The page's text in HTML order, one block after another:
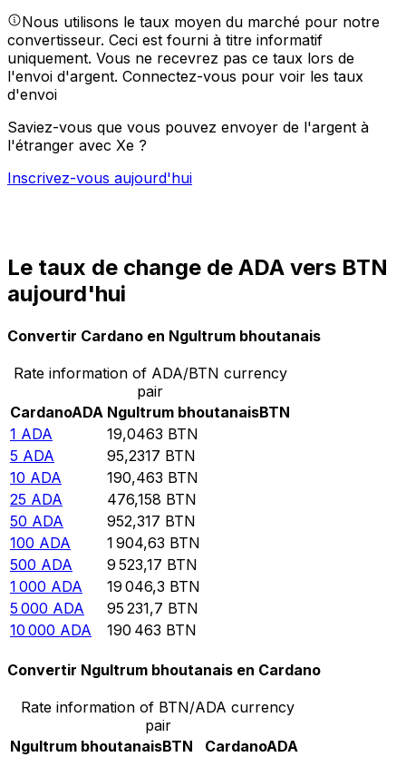
Nous utilisons le taux moyen du marché pour notre
convertisseur. Ceci est fourni à titre informatif
uniquement. Vous ne recevrez pas ce taux lors de
l'envoi d'argent. Connectez-vous pour voir les taux
d'envoi
Saviez-vous que vous pouvez envoyer de l'argent à
l'étranger avec Xe ?
Inscrivez-vous aujourd'hui
Le taux de change de ADA vers BTN
aujourd'hui
Convertir Cardano en Ngultrum bhoutanais
Rate information of ADA/BTN currency
pair
CardanoADA Ngultrum bhoutanaisBTN
1 ADA 19,0463 BTN
5 ADA 95,2317 BTN
10 ADA 190,463 BTN
25 ADA 476,158 BTN
50 ADA 952,317 BTN
100 ADA 1 904,63 BTN
500 ADA 9 523,17 BTN
1 000 ADA 19 046,3 BTN
5 000 ADA 95 231,7 BTN
10 000 ADA 190 463 BTN
Convertir Ngultrum bhoutanais en Cardano
Rate information of BTN/ADA currency
pair
Ngultrum bhoutanaisBTN CardanoADA